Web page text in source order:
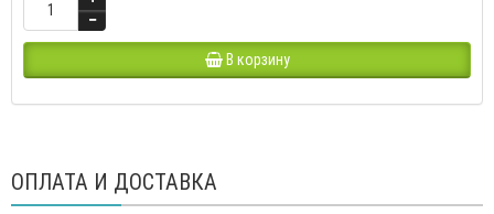
В корзину
ОПЛАТА И ДОСТАВКА